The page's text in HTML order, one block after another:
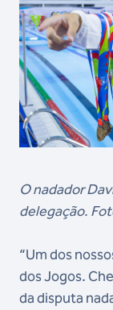
O nadador
delegação.
“Um dos
dos Jogos.
da disputa